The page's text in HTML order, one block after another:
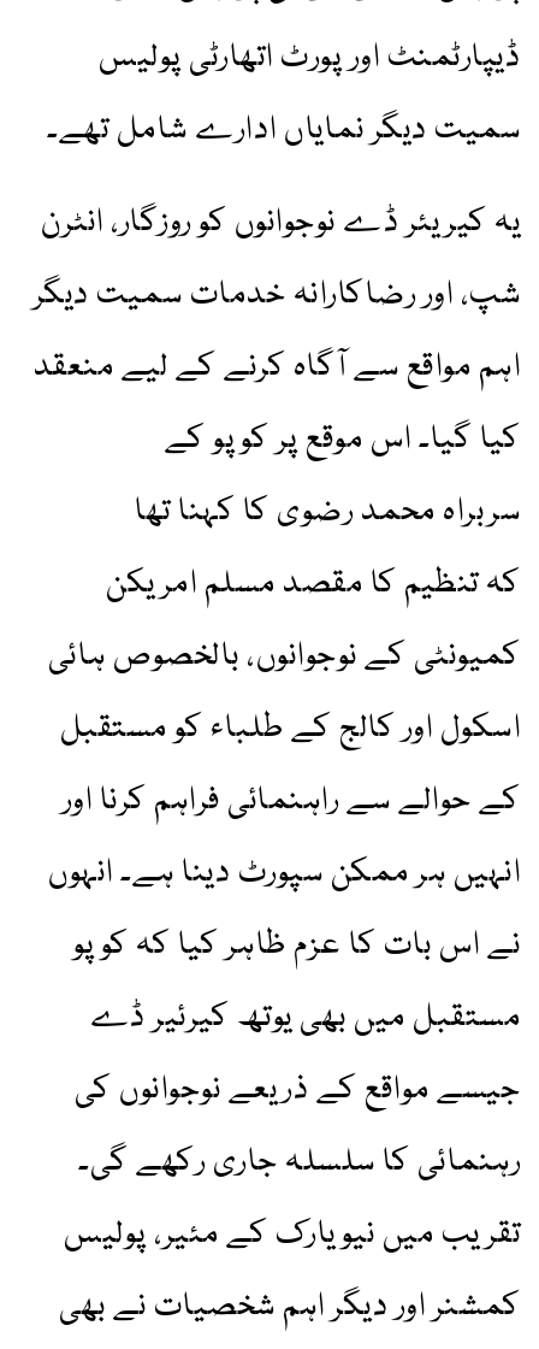
ڈیپارٹمنٹ اور پورٹ اتھارٹی پولیس
سمیت دیگر نمایاں ادارے شامل تھے۔
یہ کیریئر ڈے نوجوانوں کو روزگار، انٹرن
شپ، اور رضاکارانہ خدمات سمیت دیگر
اہم مواقع سے آگاہ کرنے کے لیے منعقد
کیا گیا۔ اس موقع پر کوپو کے
سربراہ محمد رضوی کا کہنا تھا
کہ تنظیم کا مقصد مسلم امریکن
کمیونٹی کے نوجوانوں، بالخصوص ہائی
اسکول اور کالج کے طلباء کو مستقبل
کے حوالے سے راہنمائی فراہم کرنا اور
انہیں ہر ممکن سپورٹ دینا ہے۔ انہوں
نے اس بات کا عزم ظاہر کیا کہ کوپو
مستقبل میں بھی یوتھ کیرئیر ڈے
جیسے مواقع کے ذریعے نوجوانوں کی
رہنمائی کا سلسلہ جاری رکھے گی۔
تقریب میں نیویارک کے مئیر، پولیس
کمشنر اور دیگر اہم شخصیات نے بھی